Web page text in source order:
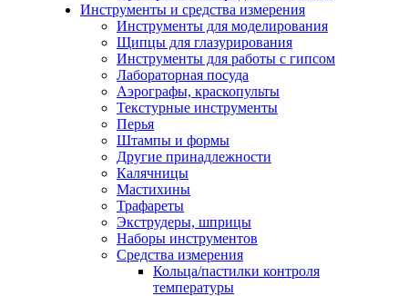
Инструменты и средства измерения
Инструменты для моделирования
Щипцы для глазурирования
Инструменты для работы с гипсом
Лабораторная посуда
Аэрографы, краскопульты
Текстурные инструменты
Перья
Штампы и формы
Другие принадлежности
Калячницы
Мастихины
Трафареты
Экструдеры, шприцы
Наборы инструментов
Средства измерения
Кольца/пастилки контроля
температуры